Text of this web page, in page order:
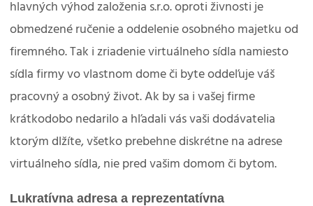
hlavných výhod založenia s.r.o. oproti živnosti je
obmedzené ručenie a oddelenie osobného majetku od
firemného. Tak i zriadenie virtuálneho sídla namiesto
sídla firmy vo vlastnom dome či byte oddeľuje váš
pracovný a osobný život. Ak by sa i vašej firme
krátkodobo nedarilo a hľadali vás vaši dodávatelia
ktorým dlžíte, všetko prebehne diskrétne na adrese
virtuálneho sídla, nie pred vašim domom či bytom.
Lukratívna adresa a reprezentatívna